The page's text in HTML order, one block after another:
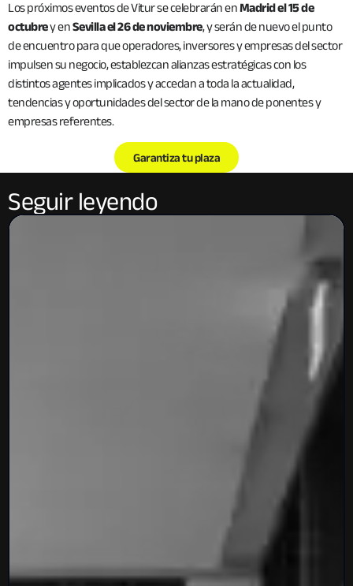
Los próximos eventos de Vitur se celebrarán enMadrid el 15 de
octubrey enSevilla el 26 de noviembre, y serán de nuevo el punto
de encuentro para que operadores, inversores y empresas del sector
impulsen su negocio, establezcan alianzas estratégicas con los
distintos agentes implicados y accedan a toda la actualidad,
tendencias y oportunidades del sector de la mano de ponentes y
empresas referentes.
Garantiza tu plaza
Seguir leyendo